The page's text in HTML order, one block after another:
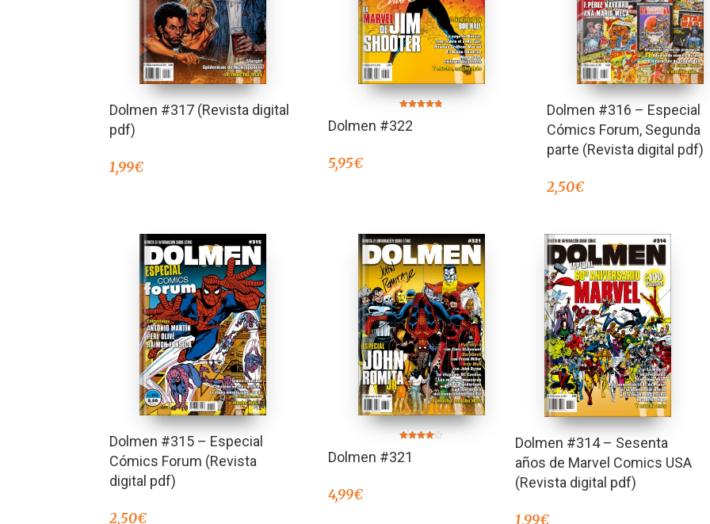
Dolmen #317 (Revista digital
pdf)
1,99€
4.75
de 5
Dolmen #322
5,95€
Dolmen #316 – Especial
Cómics Forum, Segunda
parte (Revista digital pdf)
2,50€
Dolmen #315 – Especial
Cómics Forum (Revista
digital pdf)
2,50€
en
4.00
Dolmen #321
4,99€
Dolmen #314 – Sesenta
años de Marvel Comics USA
(Revista digital pdf)
1,99€